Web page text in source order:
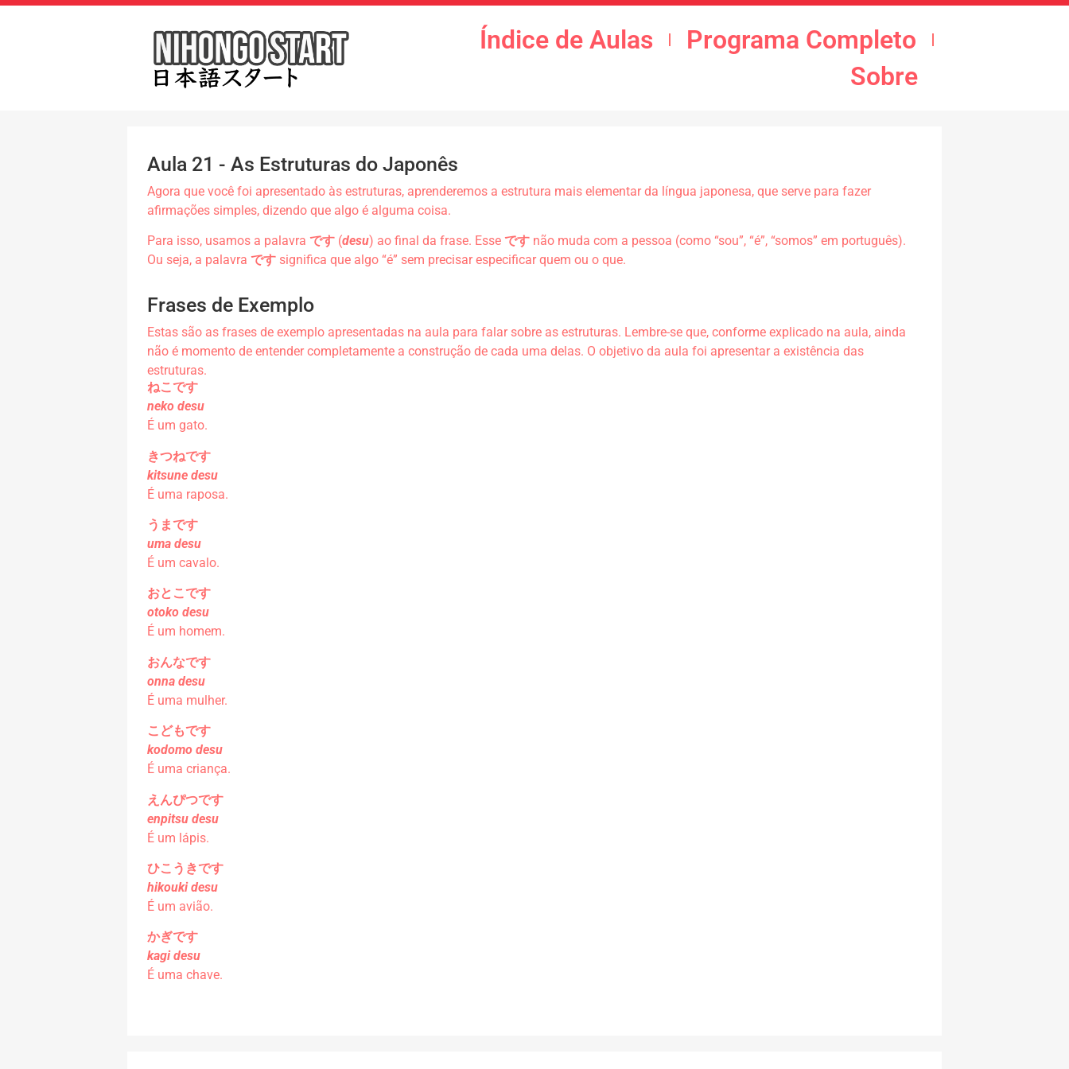
Índice de Aulas
Programa Completo
Sobre
Aula 21 - As Estruturas do Japonês
Agora que você foi apresentado às estruturas, aprenderemos a estrutura mais elementar da língua japonesa, que serve para fazer
afirmações simples, dizendo que algo é alguma coisa.
Para isso, usamos a palavra です (desu) ao final da frase. Esse です não muda com a pessoa (como “sou”, “é”, “somos” em português).
Ou seja, a palavra です significa que algo “é” sem precisar especificar quem ou o que.
Frases de Exemplo
Estas são as frases de exemplo apresentadas na aula para falar sobre as estruturas. Lembre-se que, conforme explicado na aula, ainda
não é momento de entender completamente a construção de cada uma delas. O objetivo da aula foi apresentar a existência das
estruturas.
ねこです
neko desu
É um gato.
きつねです
kitsune desu
É uma raposa.
うまです
uma desu
É um cavalo.
おとこです
otoko desu
É um homem.
おんなです
onna desu
É uma mulher.
こどもです
kodomo desu
É uma criança.
えんぴつです
enpitsu desu
É um lápis.
ひこうきです
hikouki desu
É um avião.
かぎです
kagi desu
É uma chave.